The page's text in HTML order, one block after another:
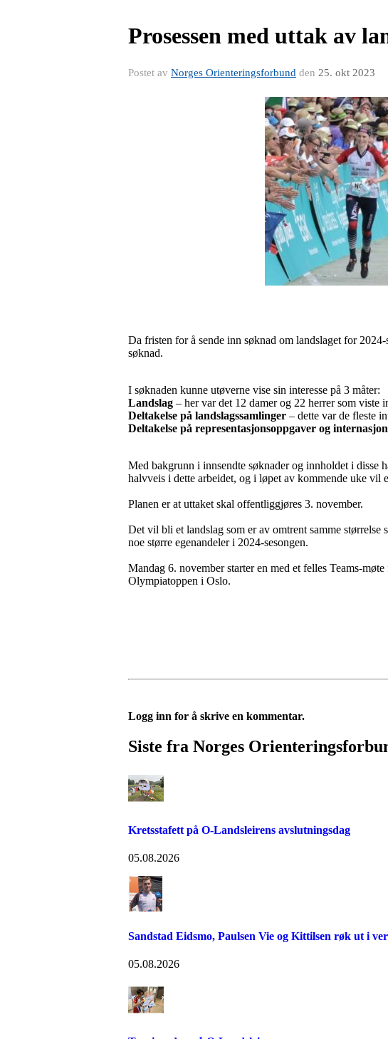
Prosessen med uttak av
Postet av Norges Orienteringsforbund den 25. okt 2023
Da fristen for å sende inn søknad om landslaget for
søknad.
I søknaden kunne utøverne vise sin interesse på 3 måter:
Landslag – her var det 12 damer og 22 herrer som viste
Deltakelse på landslagssamlinger – dette var de fleste
Deltakelse på representasjonsoppgaver og
Med bakgrunn i innsendte søknader og innholdet i disse
halvveis i dette arbeidet, og i løpet av kommende uke vil
Planen er at uttaket skal offentliggjøres 3. november.
Det vil bli et landslag som er av omtrent samme
noe større egenandeler i 2024-sesongen.
Mandag 6. november starter en med et felles Teams-
Olympiatoppen i Oslo.
Logg inn for å skrive en kommentar.
Siste fra Norges
Kretsstafett på O-Landsleirens avslutningsdag
05.08.2026
Sandstad Eidsmo, Paulsen Vie og Kittilsen røk ut i
05.08.2026